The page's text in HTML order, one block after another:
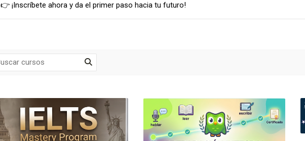
👉 ¡Inscríbete ahora y da el primer paso hacia tu futuro!